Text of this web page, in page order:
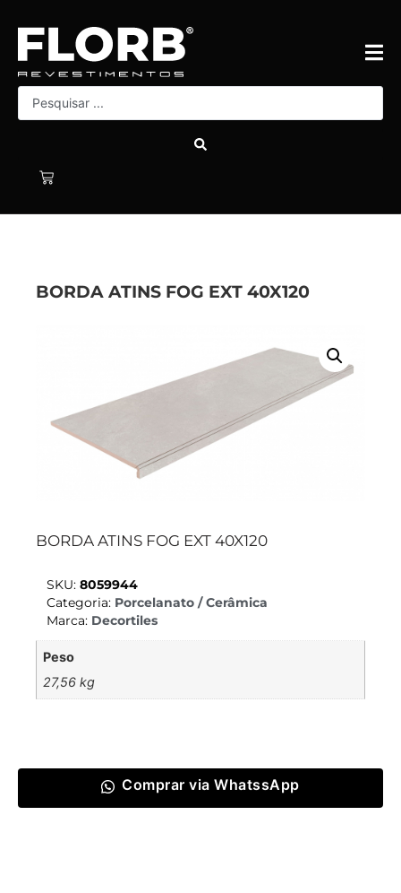
BORDA ATINS FOG EXT 40X120
BORDA ATINS FOG EXT 40X120
SKU: 8059944
Categoria: Porcelanato / Cerâmica
Marca: Decortiles
Peso
27,56 kg
Comprar via WhatssApp